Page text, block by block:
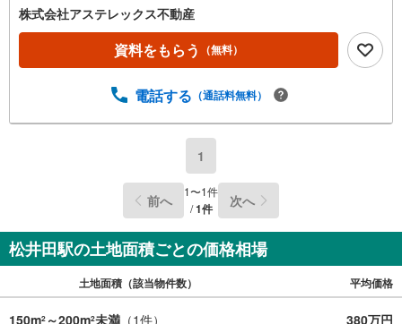
株式会社アステレックス不動産
資料をもらう （無料）
電話する （通話料無料）
1
前へ 1〜1件
/1件 次へ
松井田駅の土地面積ごとの価格相場
土地面積（該当物件数） 平均価格
150m2 ～200m2未満 （1件） 380万円